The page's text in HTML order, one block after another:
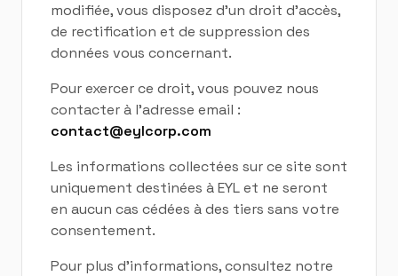
modifiée, vous disposez d'un droit d'accès,
de rectification et de suppression des
données vous concernant.
Pour exercer ce droit, vous pouvez nous
contacter à l'adresse email :
contact@eylcorp.com
Les informations collectées sur ce site sont
uniquement destinées à EYL et ne seront
en aucun cas cédées à des tiers sans votre
consentement.
Pour plus d'informations, consultez notre